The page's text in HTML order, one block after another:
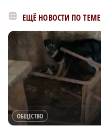
ЕЩЁ НОВОСТИ ПО ТЕМЕ
ОБЩЕСТВО